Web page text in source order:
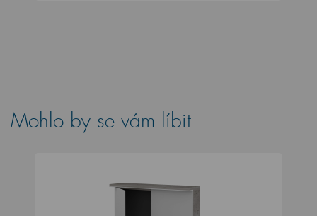
Mohlo by se vám líbit